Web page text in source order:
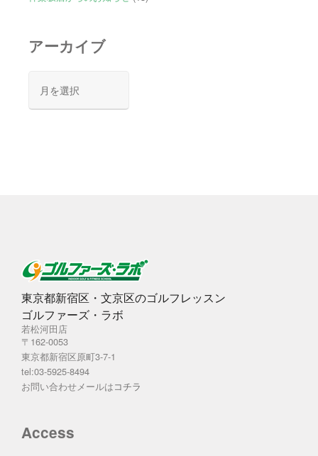
アーカイブ
カ
東京都新宿区・文京区のゴルフレッスン
ゴルファーズ・ラボ
若松河田店
〒162-0053
東京都新宿区原町3-7-1
tel:03-5925-8494
お問い合わせメールはコチラ
Access